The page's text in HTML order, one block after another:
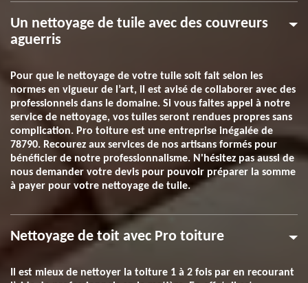
Un nettoyage de tuile avec des couvreurs
aguerris
Pour que le nettoyage de votre tuile soit fait selon les
normes en vigueur de l’art, il est avisé de collaborer avec des
professionnels dans le domaine. Si vous faites appel à notre
service de nettoyage, vos tuiles seront rendues propres sans
complication. Pro toiture est une entreprise inégalée de
78790. Recourez aux services de nos artisans formés pour
bénéficier de notre professionnalisme. N'hésitez pas aussi de
nous demander votre devis pour pouvoir préparer la somme
à payer pour votre nettoyage de tuile.
Nettoyage de toit avec Pro toiture
Il est mieux de nettoyer la toiture 1 à 2 fois par en recourant